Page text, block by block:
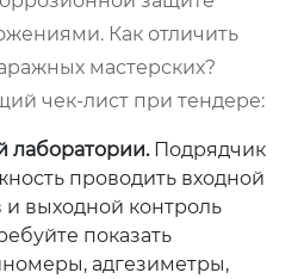
Как отличить
мастерских?
чек-лист при тендере:
лаборатории.Подрядчик
проводить входной
и выходной контроль
показать
адгезиметры,